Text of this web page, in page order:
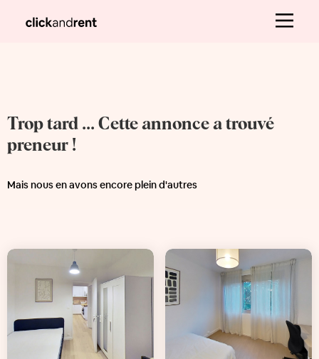
Trop tard ... Cette annonce a trouvé
preneur !
Mais nous en avons encore plein d'autres